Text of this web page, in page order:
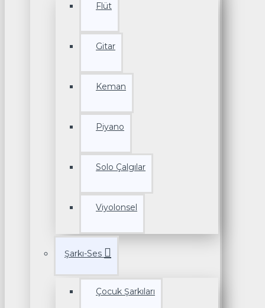
Flüt
Gitar
Keman
Piyano
Solo Çalgılar
Viyolonsel
Şarkı-Ses
Çocuk Şarkıları